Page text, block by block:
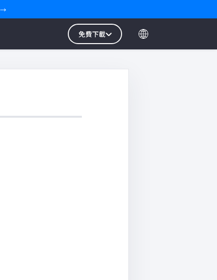
→
免費下載